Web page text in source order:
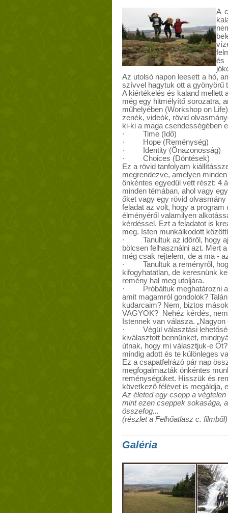
A
és
Az utolsó napon leesett a hó,
szívvel hagytuk ott a gyönyörű
A kiértékelés és kaland mellett
még egy hitmélyítő sorozatra,
műhelyében (Workshop on
zenék, videók, rövid
ki-ki a maga csendességében
· Time (Idő)
· Hope (Reménység)
· Identity (Önazonosság)
· Choices (Döntések)
Ez a rövid tanfolyam
megrendezve, amelyen
önkéntes egyedül vett részt: 4
minden témában, ahol vagy
őket vagy egy rövid olvasmány
feladat az volt, hogy a
élményéről valamilyen
kérdéssel. Ezt a feladatot is
meg. Isten munkálkodott
· Tanultuk az időről, hogy
bölcsen felhasználni azt. Mert
még csak rejtelem, de a ma -
· Tanultuk a reményről,
kifogyhatatlan, de keresnünk
remény hal meg utoljára.
· Próbáltuk meghatározni
amit magamról gondolok?
kudarcaim? Nem, biztos
VAGYOK? Nehéz kérdés,
Istennek van válasza.
· Végül választási
kiválasztott bennünket,
útnak, hogy mi választjuk-e
mindig adott és te különleges
Ez a csapatfelrázó pár nap
megfogalmazták önkéntes
reménységüket. Hisszük és
következő félévet is megáldja,
Az életed egy csepp a
mint ezen cseppek sokasága,
összefog...
(részlet a Felhőatlasz c. filmből)
Galéria